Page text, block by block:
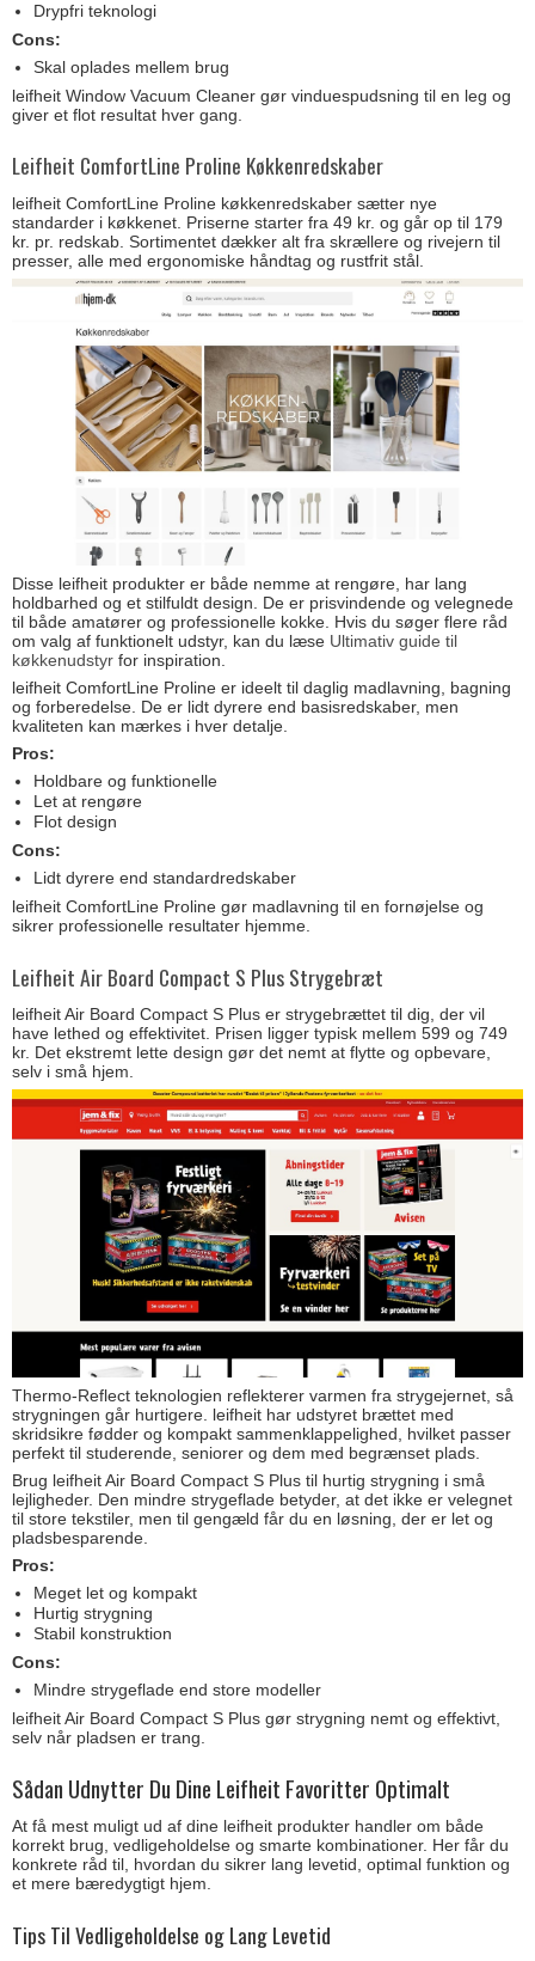
Drypfri teknologi
Cons:
Skal oplades mellem brug
leifheit Window Vacuum Cleaner gør vinduespudsning til en leg og
giver et flot resultat hver gang.
Leifheit ComfortLine Proline Køkkenredskaber
leifheit ComfortLine Proline køkkenredskaber sætter nye
standarder i køkkenet. Priserne starter fra 49 kr. og går op til 179
kr. pr. redskab. Sortimentet dækker alt fra skrællere og rivejern til
presser, alle med ergonomiske håndtag og rustfrit stål.
Disse leifheit produkter er både nemme at rengøre, har lang
holdbarhed og et stilfuldt design. De er prisvindende og velegnede
til både amatører og professionelle kokke. Hvis du søger flere råd
om valg af funktionelt udstyr, kan du læse Ultimativ guide til
køkkenudstyr for inspiration.
leifheit ComfortLine Proline er ideelt til daglig madlavning, bagning
og forberedelse. De er lidt dyrere end basisredskaber, men
kvaliteten kan mærkes i hver detalje.
Pros:
Holdbare og funktionelle
Let at rengøre
Flot design
Cons:
Lidt dyrere end standardredskaber
leifheit ComfortLine Proline gør madlavning til en fornøjelse og
sikrer professionelle resultater hjemme.
Leifheit Air Board Compact S Plus Strygebræt
leifheit Air Board Compact S Plus er strygebrættet til dig, der vil
have lethed og effektivitet. Prisen ligger typisk mellem 599 og 749
kr. Det ekstremt lette design gør det nemt at flytte og opbevare,
selv i små hjem.
Thermo-Reflect teknologien reflekterer varmen fra strygejernet, så
strygningen går hurtigere. leifheit har udstyret brættet med
skridsikre fødder og kompakt sammenklappelighed, hvilket passer
perfekt til studerende, seniorer og dem med begrænset plads.
Brug leifheit Air Board Compact S Plus til hurtig strygning i små
lejligheder. Den mindre strygeflade betyder, at det ikke er velegnet
til store tekstiler, men til gengæld får du en løsning, der er let og
pladsbesparende.
Pros:
Meget let og kompakt
Hurtig strygning
Stabil konstruktion
Cons:
Mindre strygeflade end store modeller
leifheit Air Board Compact S Plus gør strygning nemt og effektivt,
selv når pladsen er trang.
Sådan Udnytter Du Dine Leifheit Favoritter Optimalt
At få mest muligt ud af dine leifheit produkter handler om både
korrekt brug, vedligeholdelse og smarte kombinationer. Her får du
konkrete råd til, hvordan du sikrer lang levetid, optimal funktion og
et mere bæredygtigt hjem.
Tips Til Vedligeholdelse og Lang Levetid